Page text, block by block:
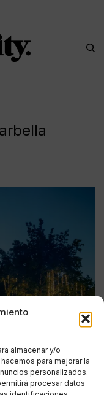
almacenar y/o
para mejorar la
personalizados.
procesar datos